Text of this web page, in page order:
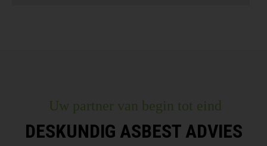
Uw partner van begin tot eind
DESKUNDIG ASBEST ADVIES